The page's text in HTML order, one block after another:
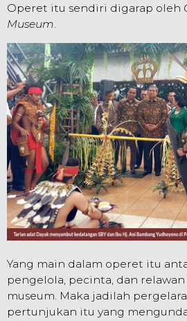
Operet itu sendiri digarap oleh
Museum.
Yang main dalam operet itu
pengelola, pecinta, dan
museum. Maka jadilah
pertunjukan itu yang